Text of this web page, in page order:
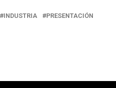
INDUSTRIA PRESENTACIÓN